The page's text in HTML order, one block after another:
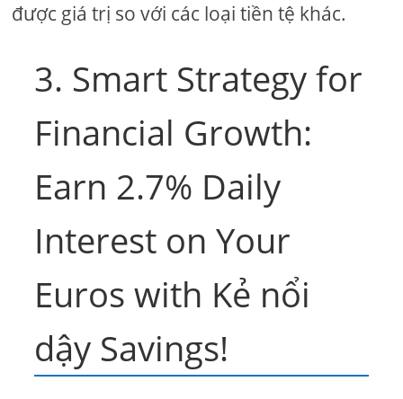
được giá trị so với các loại tiền tệ khác.
3. Smart Strategy for
Financial Growth:
Earn 2.7% Daily
Interest on Your
Euros with Kẻ nổi
dậy Savings!